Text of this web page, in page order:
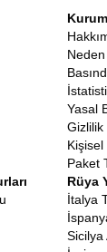
Yasal
Gizlilik
Kişisel
Paket
Rüya
İtalya
Sicilya